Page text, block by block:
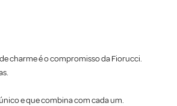
charme é o compromisso da Fiorucci.
e que combina com cada um.